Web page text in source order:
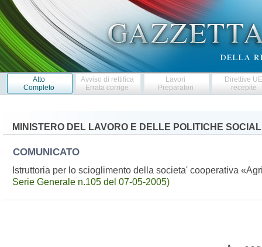
Atto
Completo
Avviso di rettifica
Errata corrige
Lavori
Preparatori
Direttive
recepite
MINISTERO DEL LAVORO E DELLE POLITICHE
COMUNICATO
Istruttoria per lo scioglimento della societa' cooperativa
Serie Generale n.105 del 07-05-2005)